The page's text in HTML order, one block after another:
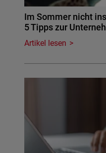
Im Sommer nicht
5 Tipps zur
Artikel lesen